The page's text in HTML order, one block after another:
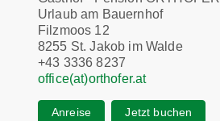
Urlaub am Bauernhof
Filzmoos 12
8255 St. Jakob im Walde
+43 3336 8237
office(at)orthofer.at
Anreise Jetzt buchen